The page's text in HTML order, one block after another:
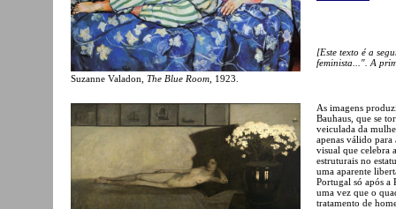
Suzanne Valadon, The Blue Room , 1923.
[Este texto é a
feminista...". A
As imagens
Bauhaus, que se
veiculada da
apenas válido
visual que celebra
estruturais no
uma aparente
Portugal só após
uma vez que o
tratamento de